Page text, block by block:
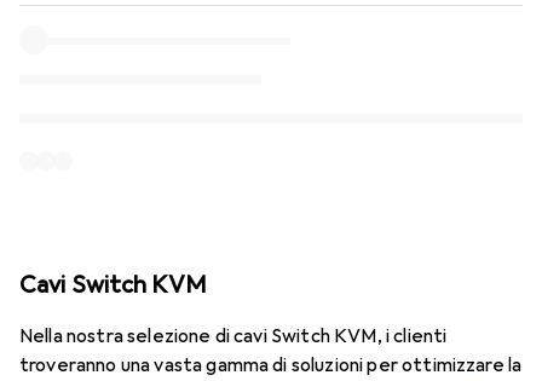
Cavi Switch KVM
Nella nostra selezione di cavi Switch KVM, i clienti
troveranno una vasta gamma di soluzioni per ottimizzare la